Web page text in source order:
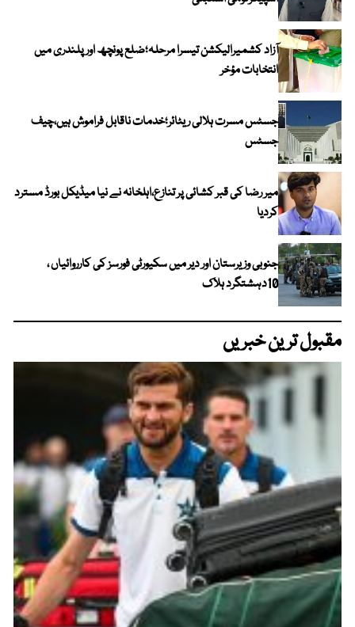
آزاد کشمیرالیکشن تیسرا مرحلہ؛ضلع پونچھ اور پلندری میں
انتخابات مؤخر
جسٹس مسرت ہلالی ریٹائر؛خدمات ناقابل فراموش ہیں،چیف
جسٹس
میر رضا کی قبر کشائی پر تنازع،اہلخانہ نے نیا میڈیکل بورڈ مسترد
کردیا
جنوبی وزیرستان اور دیر میں سکیورٹی فورسز کی کارروائیاں ،
10دہشتگرد ہلاک
مقبول ترین خبریں